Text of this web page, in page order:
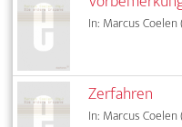
In: Marcus Coelen
Zerfahren
In: Marcus Coelen